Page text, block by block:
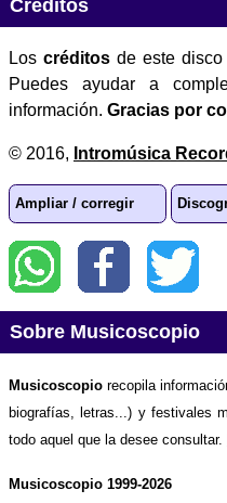
Créditos
Los créditosde este
Puedes ayudar a
información. Gracias por
© 2016, Intromúsica
Ampliar / corregir
Sobre Musicoscopio
Musicoscopio recopila
biografías, letras...) y festivales
todo aquel que la desee consultar.
Musicoscopio 1999-2026